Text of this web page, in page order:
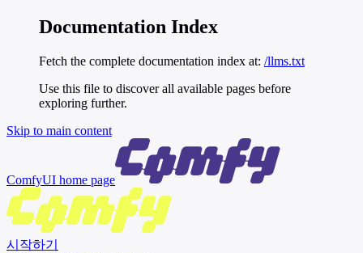
Documentation Index
Fetch the complete documentation index at: /llms.txt
Use this file to discover all available pages before
exploring further.
Skip to main content
ComfyUI home page
시작하기